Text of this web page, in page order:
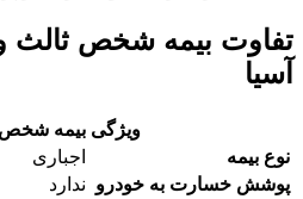
تفاوت بیمه شخص ثالث و
آسیا
ویژگی بیمه شخص
نوع بیمه
اجباری
پوشش خسارت به خودرو ندارد